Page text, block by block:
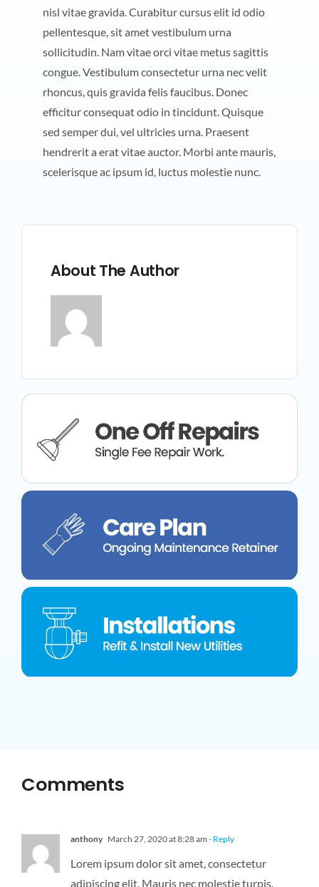
nisl vitae gravida. Curabitur cursus elit id odio
pellentesque, sit amet vestibulum urna
sollicitudin. Nam vitae orci vitae metus sagittis
congue. Vestibulum consectetur urna nec velit
rhoncus, quis gravida felis faucibus. Donec
efficitur consequat odio in tincidunt. Quisque
sed semper dui, vel ultricies urna. Praesent
hendrerit a erat vitae auctor. Morbi ante mauris,
scelerisque ac ipsum id, luctus molestie nunc.
About The Author
Comments
anthony March 27, 2020 at 8:28 am - Reply
Lorem ipsum dolor sit amet, consectetur
adipiscing elit. Mauris nec molestie turpis.